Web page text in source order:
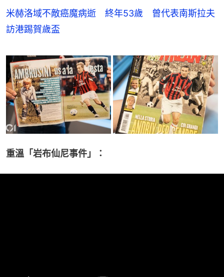
米赫洛域不敵癌魔病逝 終年53歲 曾代表南斯拉夫
訪港踢賀歲盃
重溫「岩布仙尼事件」：